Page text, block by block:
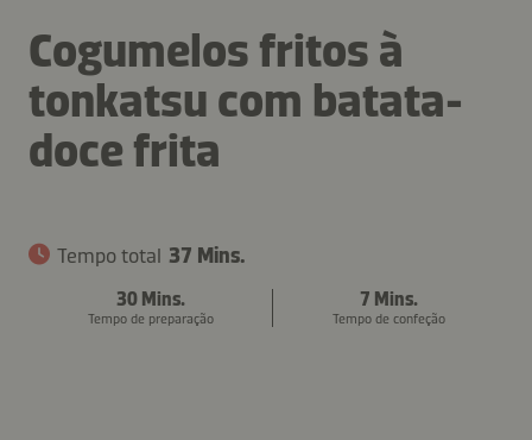
Cogumelos fritos à
tonkatsu com batata-
doce frita
Tempo total 37 Mins.
30 Mins.
Tempo de preparação
7 Mins.
Tempo de confeção